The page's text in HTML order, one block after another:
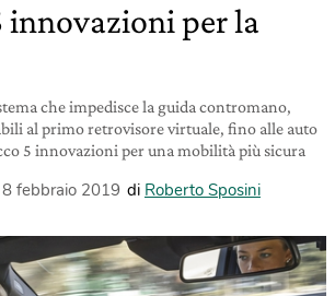
per la
che impedisce la guida contromano,
al primo retrovisore virtuale, fino alle auto
5 innovazioni per una mobilità più sicura
8 febbraio 2019 di Roberto Sposini